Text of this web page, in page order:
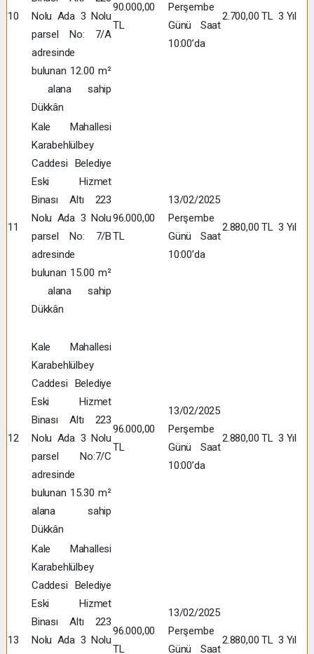
10
Nolu Ada 3 Nolu
parsel No: 7/A
adresinde
bulunan 12.00 m²
alana sahip
Dükkân
90.000,00
TL
Perşembe
Günü Saat
10:00’da
2.700,00 TL 3 Yıl
11
Kale Mahallesi
Karabehlülbey
Caddesi Belediye
Eski Hizmet
Binası Altı 223
Nolu Ada 3 Nolu
parsel No: 7/B
adresinde
bulunan 15.00 m²
alana sahip
Dükkân
96.000,00
TL
13/02/2025
Perşembe
Günü Saat
10:00’da
2.880,00 TL 3 Yıl
12
Kale Mahallesi
Karabehlülbey
Caddesi Belediye
Eski Hizmet
Binası Altı 223
Nolu Ada 3 Nolu
parsel No:7/C
adresinde
bulunan 15.30 m²
alana sahip
Dükkân
96.000,00
TL
13/02/2025
Perşembe
Günü Saat
10:00’da
2.880,00 TL 3 Yıl
13
Kale Mahallesi
Karabehlülbey
Caddesi Belediye
Eski Hizmet
Binası Altı 223
Nolu Ada 3 Nolu
96.000,00
TL
13/02/2025
Perşembe
Günü Saat
2.880,00 TL 3 Yıl